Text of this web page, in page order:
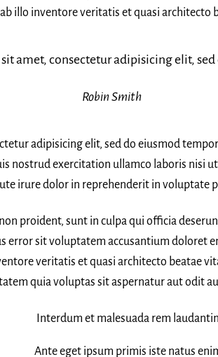
illo inventore veritatis et quasi architecto
amet, consectetur adipisicing elit,
Robin Smith
adipisicing elit, sed do eiusmod
nostrud exercitation ullamco laboris nisi
irure dolor in reprehenderit in voluptate
proident, sunt in culpa qui officia
error sit voluptatem accusantium doloret
veritatis et quasi architecto beatae
quia voluptas sit aspernatur aut odit
Interdum et malesuada rem laudantin
Ante eget ipsum primis iste natus